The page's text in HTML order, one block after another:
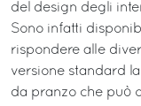
del design degli
Sono infatti
rispondere alle
versione standard
da pranzo che può